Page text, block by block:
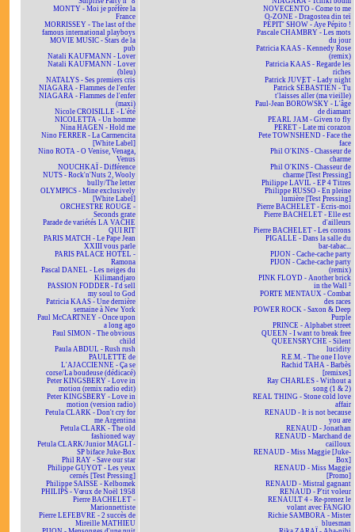
MONTY - Moi je préfère la
France
MORRISSEY - The last of the
famous international playboys
MOVIE MUSIC - Stars de la
pub
Natali KAUFMANN - Lover
Natali KAUFMANN - Lover
(bleu)
NATALYS - Ses premiers cris
NIAGARA - Flammes de l'enfer
NIAGARA - Flammes de l'enfer
(maxi)
Nicole CROISILLE - L'été
NICOLETTA - Un homme
Nina HAGEN - Hold me
Nino FERRER - La Carmencita
[White Label]
Nino ROTA - O Venise, Venaga,
Venus
NOUCHKAÏ - Différence
NUTS - Rock'n'Nuts 2, Wooly
bully/The letter
OLYMPICS - Mine exclusively
[White Label]
ORCHESTRE ROUGE -
Seconds grate
Parade de variétés LA VACHE
QUI RIT
PARIS MATCH - Le Pape Jean
XXIII vous parle
PARIS PALACE HOTEL -
Ramona
Pascal DANEL - Les neiges du
Kilimandjaro
PASSION FODDER - I'd sell
my soul to God
Patricia KAAS - Une dernière
semaine à New York
Paul McCARTNEY - Once upon
a long ago
Paul SIMON - The obvious
child
Paula ABDUL - Rush rush
PAULETTE de
L'AJACCIENNE - Ça se
corse/La boudeuse (dédicacé)
Peter KINGSBERY - Love in
motion (remix radio edit)
Peter KINGSBERY - Love in
motion (version radio)
Petula CLARK - Don't cry for
me Argentina
Petula CLARK - The old
fashioned way
Petula CLARK/Junior MAGLI -
SP biface Juke-Box
Phil RAY - Save our star
Philippe GUYOT - Les yeux
cernés [Test Pressing]
Philippe SAISSE - Kelbomek
PHILIPS - Vœux de Noël 1958
Pierre BACHELET -
Marionnettiste
Pierre LEFEBVRE - 2 succès de
Mireille MATHIEU
NOVECENTO - Come to me
O-ZONE - Dragostea din teï
PÉPIT' SHOW - Aye Pépito !
Pascale CHAMBRY - Les mots
du jour
Patricia KAAS - Kennedy Rose
(remix)
Patricia KAAS - Regarde les
riches
Patrick JUVET - Lady night
Patrick SÉBASTIEN - Tu
t'laisses aller (ma vieille)
Paul-Jean BOROWSKY - L'âge
de diamant
PEARL JAM - Given to fly
PERET - Late mi corazon
Pete TOWNSHEND - Face the
face
Phil O'KINS - Chasseur de
charme
Phil O'KINS - Chasseur de
charme [Test Pressing]
Philippe LAVIL - EP 4 Titres
Philippe RUSSO - En pleine
lumière [Test Pressing]
Pierre BACHELET - Écris-moi
Pierre BACHELET - Elle est
d'ailleurs
Pierre BACHELET - Les corons
PIGALLE - Dans la salle du
bar-tabac...
PIJON - Cache-cache party
PIJON - Cache-cache party
(remix)
PINK FLOYD - Another brick
in the Wall ²
PORTE MENTAUX - Combat
des races
POWER ROCK - Saxon & Deep
Purple
PRINCE - Alphabet street
QUEEN - I want to break free
QUEENSRYCHE - Silent
lucidity
R.E.M. - The one I love
Rachid TAHA - Barbès
[remixes]
Ray CHARLES - Without a
song (1 & 2)
REAL THING - Stone cold love
affair
RENAUD - It is not because
you are
RENAUD - Jonathan
RENAUD - Marchand de
cailloux
RENAUD - Miss Maggie [Juke-
Box]
RENAUD - Miss Maggie
[Promo]
RENAUD - Mistral gagnant
RENAUD - P'tit voleur
RENAULT 4 - Re-prenez le
volant avec FANGIO
Richie SAMBORA - Mister
bluesman